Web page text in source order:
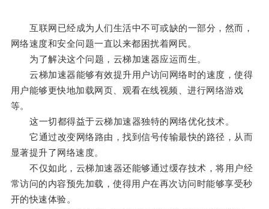
互联网已经成为人们生活中不可或缺的一部分，然而，
网络速度和安全问题一直以来都困扰着网民。
为了解决这个问题，云梯加速器应运而生。
云梯加速器能够有效提升用户访问网络时的速度，使得
用户能够更快地加载网页、观看在线视频、进行网络游戏
等。
这一切都得益于云梯加速器独特的网络优化技术。
它通过改变网络路由，找到信号传输最快的路径，从而
显著提升了网络速度。
不仅如此，云梯加速器还能够通过缓存技术，将用户经
常访问的内容预先加载，使得用户在再次访问时能够享受秒
开的快速体验。